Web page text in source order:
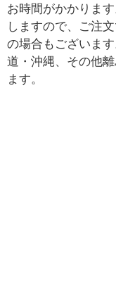
お時間がかかりま
しますので、ご注
の場合もございま
道・沖縄、その他
ます。